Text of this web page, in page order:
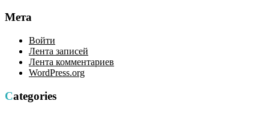
Мета
Войти
Лента записей
Лента комментариев
WordPress.org
Categories